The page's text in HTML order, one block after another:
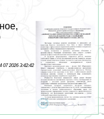
07 2026 3:42:42